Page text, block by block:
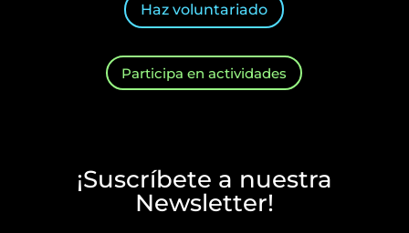
Haz voluntariado
Participa en actividades
¡Suscríbete a nuestra
Newsletter!